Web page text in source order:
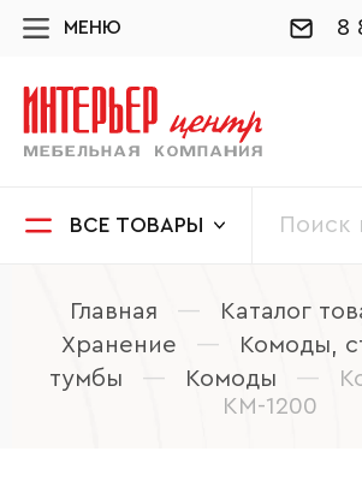
МЕНЮ 8
ВСЕ ТОВАРЫ
Главная — Каталог
Хранение
—
Комоды,
тумбы
— Комоды —
КМ-1200